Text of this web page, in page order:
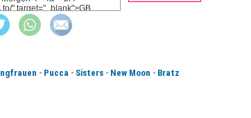
- Pucca - Sisters- New Moon - Bratz